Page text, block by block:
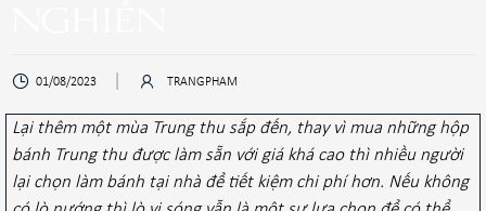
01/08/2023 TRANGPHAM
Lại thêm một mùa Trung thu sắp đến, thay vì mua những hộp
bánh Trung thu được làm sẵn với giá khá cao thì nhiều người
lại chọn làm bánh tại nhà để tiết kiệm chi phí hơn. Nếu không